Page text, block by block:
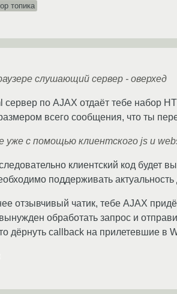
топика
слушающий сервер - оверхед
по AJAX отдаёт тебе набор
всего сообщения, что ты
уже с помощью клиентского js и
клиентский код будет
поддерживать
отзывчивый чатик, тебе AJAX
обработать запрос и
дёрнуть callback на прилетевшие в